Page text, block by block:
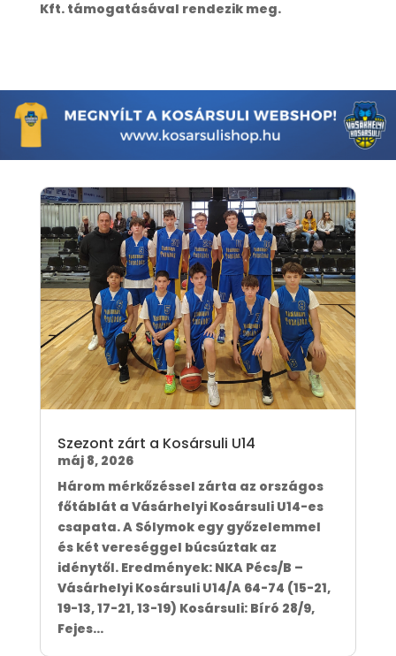
Kft. támogatásával rendezik meg.
Szezont zárt a Kosársuli U14
máj 8, 2026
Három mérkőzéssel zárta az országos
főtáblát a Vásárhelyi Kosársuli U14-es
csapata. A Sólymok egy győzelemmel
és két vereséggel búcsúztak az
idénytől. Eredmények: NKA Pécs/B –
Vásárhelyi Kosársuli U14/A 64-74 (15-21,
19-13, 17-21, 13-19) Kosársuli: Bíró 28/9,
Fejes...